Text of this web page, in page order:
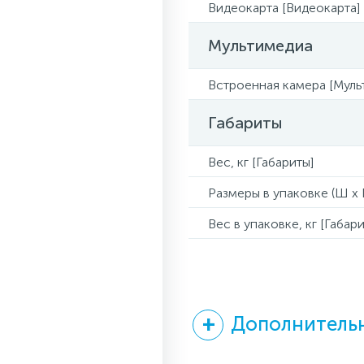
Видеокарта [Видеокарта]
Мультимедиа
Встроенная камера
Габариты
Вес, кг [Габариты]
Размеры в упаковке (Ш x
Вес в упаковке, кг